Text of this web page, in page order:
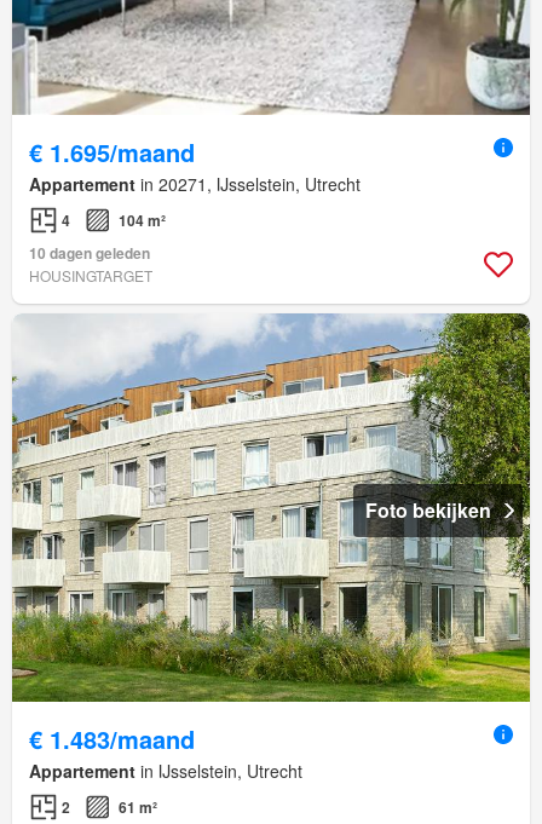
€ 1.695/maand
Appartement in 20271, IJsselstein, Utrecht
4
104 m²
10 dagen geleden
HOUSINGTARGET
Foto bekijken
€ 1.483/maand
Appartement in IJsselstein, Utrecht
2 61 m²